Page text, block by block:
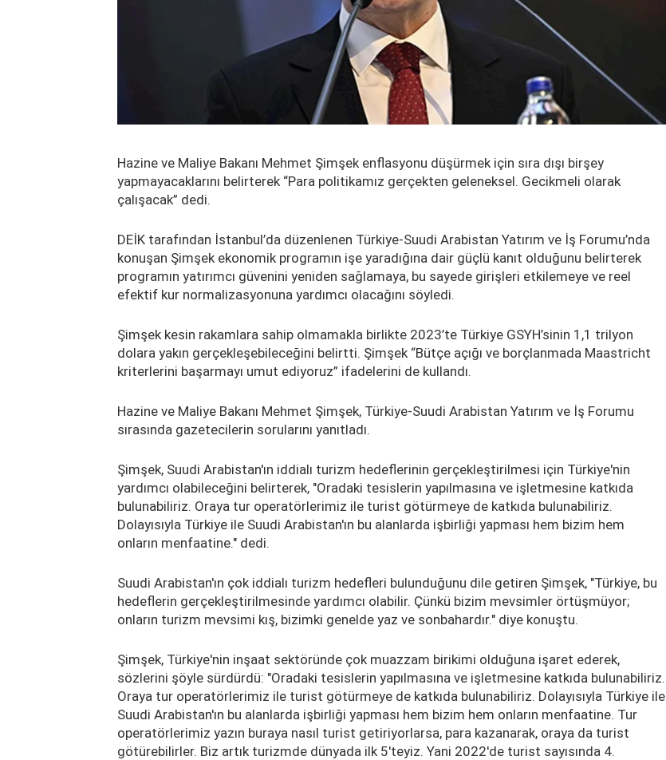
Hazine ve Maliye Bakanı Mehmet Şimşek enflasyonu düşürmek için sıra dışı birşey
yapmayacaklarını belirterek “Para politikamız gerçekten geleneksel. Gecikmeli olarak
çalışacak” dedi.
DEİK tarafından İstanbul’da düzenlenen Türkiye-Suudi Arabistan Yatırım ve İş Forumu’nda
konuşan Şimşek ekonomik programın işe yaradığına dair güçlü kanıt olduğunu belirterek
programın yatırımcı güvenini yeniden sağlamaya, bu sayede girişleri etkilemeye ve reel
efektif kur normalizasyonuna yardımcı olacağını söyledi.
Şimşek kesin rakamlara sahip olmamakla birlikte 2023’te Türkiye GSYH’sinin 1,1 trilyon
dolara yakın gerçekleşebileceğini belirtti. Şimşek “Bütçe açığı ve borçlanmada Maastricht
kriterlerini başarmayı umut ediyoruz” ifadelerini de kullandı.
Hazine ve Maliye Bakanı Mehmet Şimşek, Türkiye-Suudi Arabistan Yatırım ve İş Forumu
sırasında gazetecilerin sorularını yanıtladı.
Şimşek, Suudi Arabistan'ın iddialı turizm hedeflerinin gerçekleştirilmesi için Türkiye'nin
yardımcı olabileceğini belirterek, "Oradaki tesislerin yapılmasına ve işletmesine katkıda
bulunabiliriz. Oraya tur operatörlerimiz ile turist götürmeye de katkıda bulunabiliriz.
Dolayısıyla Türkiye ile Suudi Arabistan'ın bu alanlarda işbirliği yapması hem bizim hem
onların menfaatine." dedi.
Suudi Arabistan'ın çok iddialı turizm hedefleri bulunduğunu dile getiren Şimşek, "Türkiye, bu
hedeflerin gerçekleştirilmesinde yardımcı olabilir. Çünkü bizim mevsimler örtüşmüyor;
onların turizm mevsimi kış, bizimki genelde yaz ve sonbahardır." diye konuştu.
Şimşek, Türkiye'nin inşaat sektöründe çok muazzam birikimi olduğuna işaret ederek,
sözlerini şöyle sürdürdü: "Oradaki tesislerin yapılmasına ve işletmesine katkıda bulunabiliriz.
Oraya tur operatörlerimiz ile turist götürmeye de katkıda bulunabiliriz. Dolayısıyla Türkiye ile
Suudi Arabistan'ın bu alanlarda işbirliği yapması hem bizim hem onların menfaatine. Tur
operatörlerimiz yazın buraya nasıl turist getiriyorlarsa, para kazanarak, oraya da turist
götürebilirler. Biz artık turizmde dünyada ilk 5'teyiz. Yani 2022'de turist sayısında 4.